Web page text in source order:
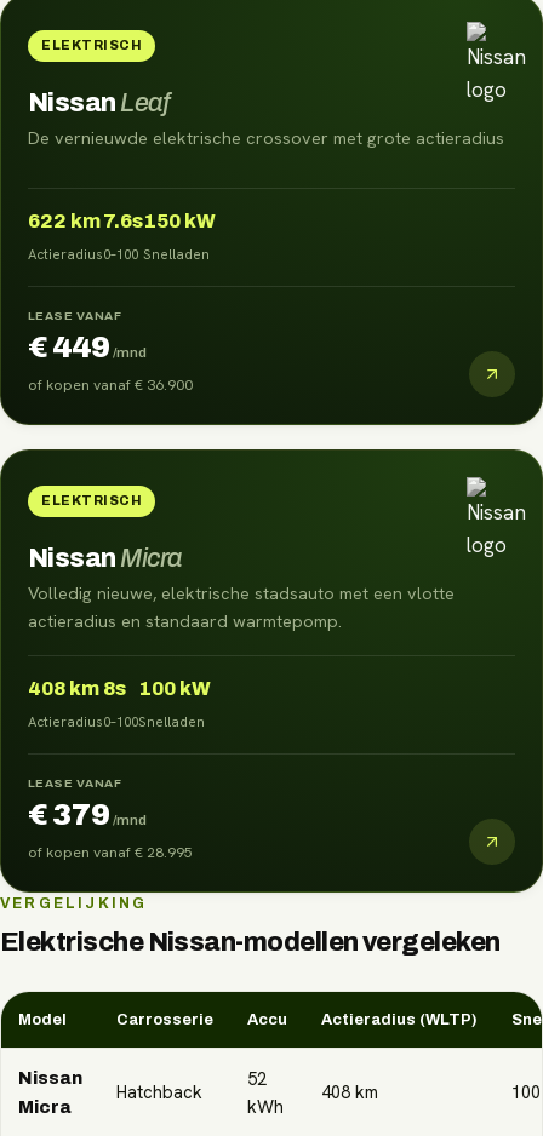
ELEKTRISCH
Nissan Leaf
De vernieuwde elektrische crossover met grote actieradius
622 km
Actieradius
7.6s
0–100
150 kW
Snelladen
LEASE VANAF
€ 449 /mnd
of kopen vanaf€ 36.900
ELEKTRISCH
Nissan Micra
Volledig nieuwe, elektrische stadsauto met een vlotte
actieradius en standaard warmtepomp.
408 km
Actieradius
8s
0–100
100 kW
Snelladen
LEASE VANAF
€ 379 /mnd
of kopen vanaf€ 28.995
VERGELIJKING
Elektrische Nissan-modellen vergeleken
Model Carrosserie Accu Actieradius (WLTP)
Nissan
Micra
Hatchback
52
kWh
408 km 100